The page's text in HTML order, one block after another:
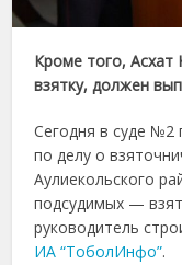
Кроме того, Асхат
взятку, должен
Сегодня в суде №2
по делу о
Аулиекольского
подсудимых —
руководитель
ИА “ТоболИнфо”.